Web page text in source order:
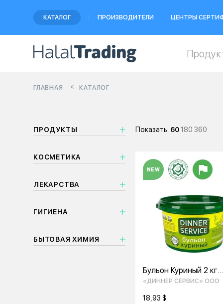
КАТАЛОГ ПРОИЗВОДИТЕЛИ ЦЕНТРЫ
ГЛАВНАЯ КАТАЛОГ
Показать: 60180 360
NEW
Бульон Куриный 2 кг
"DINNER SERVICE"
«ДИННЕР СЕРВИС» ООО
ПРОДУКТЫ
КОСМЕТИКА
ЛЕКАРСТВА
ГИГИЕНА
БЫТОВАЯ ХИМИЯ